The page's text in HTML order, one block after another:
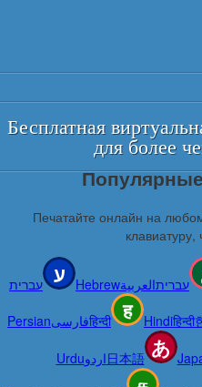
Бесплатная
для более
Печатайте онлайн на
клавиатуру,
עברית Hebrew עבריתالعربية
Persianفارسیहिन्दी Hindiहिन्दी
Urduاردو日本語